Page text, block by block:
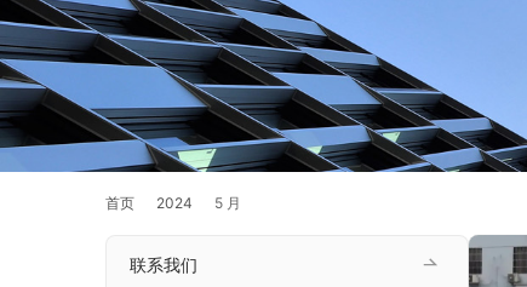
首页 2024 5 月
联系我们